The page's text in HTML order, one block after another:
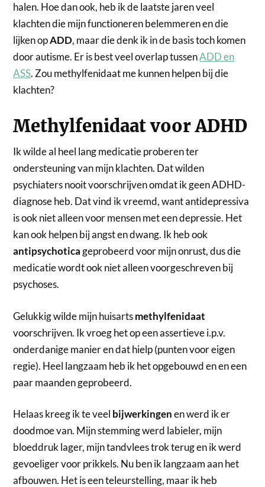
halen. Hoe dan ook, heb ik de laatste jaren veel
klachten die mijn functioneren belemmeren en die
lijken opADD, maar die denk ik in de basis toch komen
door autisme. Er is best veel overlap tussenADD en
ASS. Zou methylfenidaat me kunnen helpen bij die
klachten?
Methylfenidaat voor ADHD
Ik wilde al heel lang medicatie proberen ter
ondersteuning van mijn klachten. Dat wilden
psychiaters nooit voorschrijven omdat ik geen ADHD-
diagnose heb. Dat vind ik vreemd, want antidepressiva
is ook niet alleen voor mensen met een depressie. Het
kan ook helpen bij angst en dwang. Ik heb ook
antipsychotica geprobeerd voor mijn onrust, dus die
medicatie wordt ook niet alleen voorgeschreven bij
psychoses.
Gelukkig wilde mijn huisartsmethylfenidaat
voorschrijven. Ik vroeg het op een assertieve i.p.v.
onderdanige manier en dat hielp (punten voor eigen
regie). Heel langzaam heb ik het opgebouwd en en een
paar maanden geprobeerd.
Helaas kreeg ik te veel bijwerkingenen werd ik er
doodmoe van. Mijn stemming werd labieler, mijn
bloeddruk lager, mijn tandvlees trok terug en ik werd
gevoeliger voor prikkels. Nu ben ik langzaam aan het
afbouwen. Het is een teleurstelling, maar ik heb